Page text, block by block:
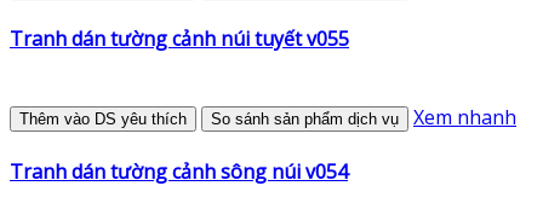
Tranh dán tường cảnh núi tuyết v055
Thêm vào DS yêu thích So sánh sản phẩm dịch vụ Xem nhanh
Tranh dán tường cảnh sông núi v054